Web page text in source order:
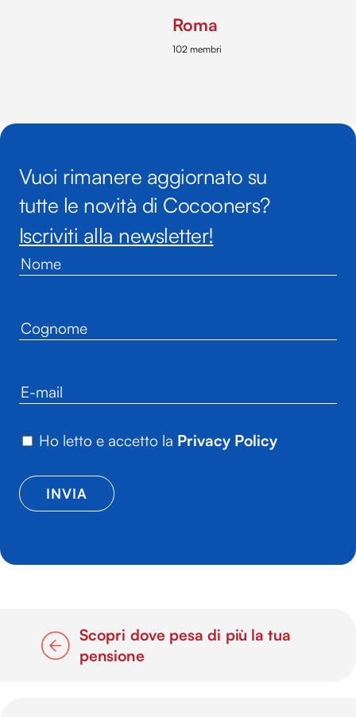
Roma
102 membri
Vuoi rimanere aggiornato su
tutte le novità di Cocooners?
Iscriviti alla newsletter!
Ho letto e accetto la Privacy Policy
Scopri dove pesa di più la tua
pensione